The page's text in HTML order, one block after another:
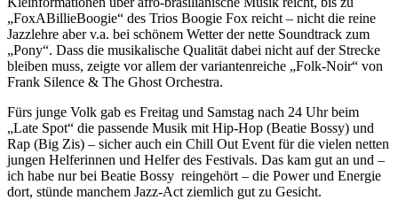
„FoxABillieBoogie“ des Trios Boogie Fox reicht – nicht die reine
Jazzlehre aber v.a. bei schönem Wetter der nette Soundtrack zum
„Pony“. Dass die musikalische Qualität dabei nicht auf der Strecke
bleiben muss, zeigte vor allem der variantenreiche „Folk-Noir“ von
Frank Silence & The Ghost Orchestra.
Fürs junge Volk gab es Freitag und Samstag nach 24 Uhr beim
„Late Spot“ die passende Musik mit Hip-Hop (Beatie Bossy) und
Rap (Big Zis) – sicher auch ein Chill Out Event für die vielen netten
jungen Helferinnen und Helfer des Festivals. Das kam gut an und –
ich habe nur bei Beatie Bossy reingehört – die Power und Energie
dort, stünde manchem Jazz-Act ziemlich gut zu Gesicht.